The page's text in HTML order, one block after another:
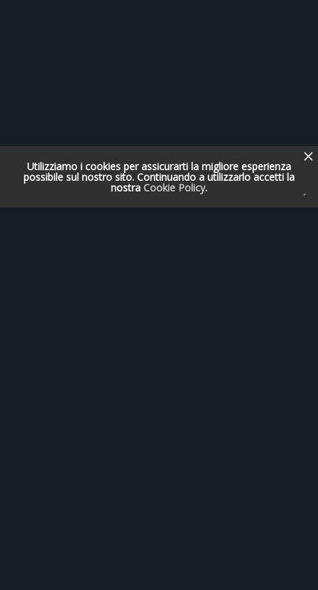
Utilizziamo i cookies per assicurarti la migliore esperienza
possibile sul nostro sito. Continuando a utilizzarlo accetti la
nostra Cookie Policy.